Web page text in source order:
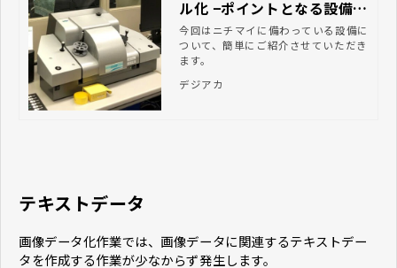
ル化 −ポイントとなる設備に
ついて−
今回はニチマイに備わっている設備に
ついて、簡単にご紹介させていただき
ます。
デジアカ
テキストデータ
画像データ化作業では、画像データに関連するテキストデー
タを作成する作業が少なからず発生します。